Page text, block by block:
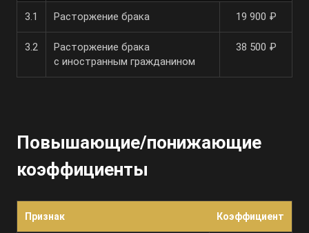
3.1 Расторжение брака 19 900 ₽
3.2
Расторжение брака
с иностранным гражданином
38 500 ₽
Повышающие/понижающие
коэффициенты
Признак Коэффициент